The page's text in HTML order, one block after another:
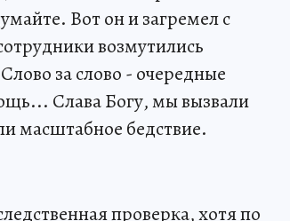
Вот он и загремел с
возмутились
за слово - очередные
Слава Богу, мы вызвали
масштабное бедствие.
проверка, хотя по